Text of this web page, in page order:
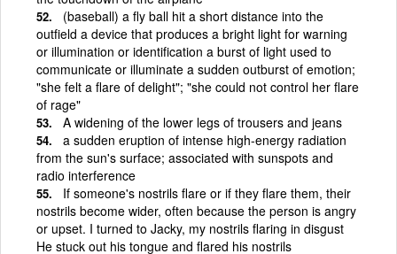
(baseball) a fly ball hit a short distance into the
outfield a device that produces a bright light for warning
or illumination or identification a burst of light used to
communicate or illuminate a sudden outburst of emotion;
"she felt a flare of delight"; "she could not control her flare
of rage"
A widening of the lower legs of trousers and jeans
a sudden eruption of intense high-energy radiation
from the sun's surface; associated with sunspots and
radio interference
If someone's nostrils flare or if they flare them, their
nostrils become wider, often because the person is angry
or upset. I turned to Jacky, my nostrils flaring in disgust
He stuck out his tongue and flared his nostrils